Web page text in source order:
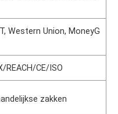
Western Union, MoneyG
REACH/CE/ISO
zakken